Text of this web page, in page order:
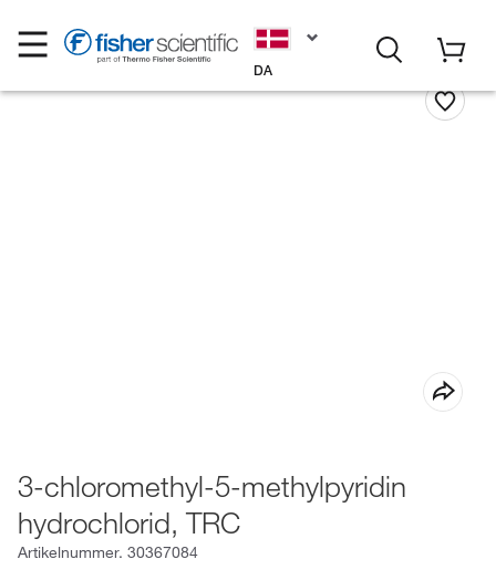
DA
3-chloromethyl-5-methylpyridin
hydrochlorid, TRC
Artikelnummer. 30367084